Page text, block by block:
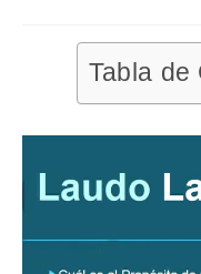
Tabla de